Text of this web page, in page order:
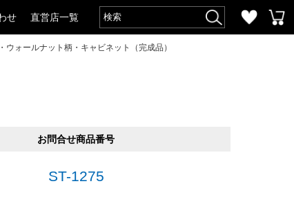
せ 直営店一覧
ウォールナット柄・キャビネット（完成品）
お問合せ商品番号
ST-1275